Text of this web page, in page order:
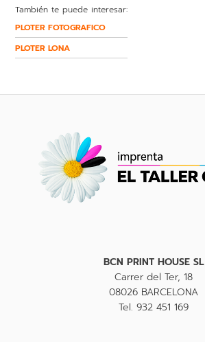
También te puede interesar:
PLOTER FOTOGRAFICO
PLOTER LONA
BCN PRINT HOUSE SL
Carrer del Ter, 18
08026 BARCELONA
Tel. 932 451 169